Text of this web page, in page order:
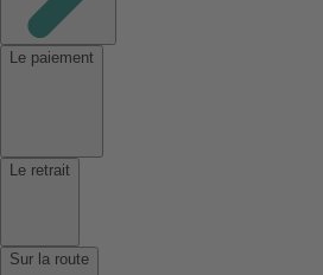
Le paiement
Le retrait
Sur la route